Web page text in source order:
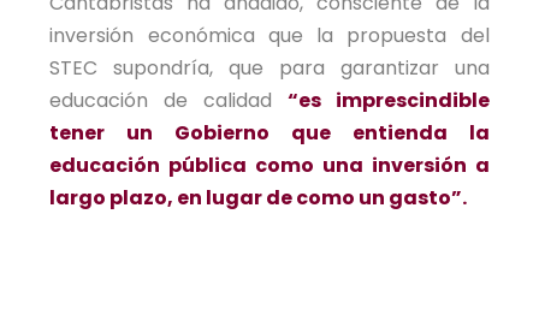
inversión económica que la propuesta del
STEC supondría, que para garantizar una
educación de calidad “es imprescindible
tener un Gobierno que entienda la
educación pública como una inversión a
largo plazo, en lugar de como un gasto”.